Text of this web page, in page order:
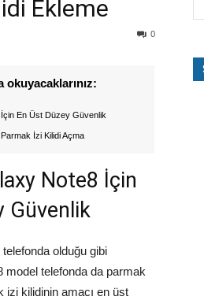
Ekleme
0
okuyacaklarınız:
En Üst Düzey Güvenlik
İzi Kilidi Açma
Note8 İçin
Güvenlik
telefonda olduğu gibi
model telefonda da parmak
kilidinin amacı en üst